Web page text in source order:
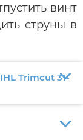
винт
струны в
Trimcut 31-